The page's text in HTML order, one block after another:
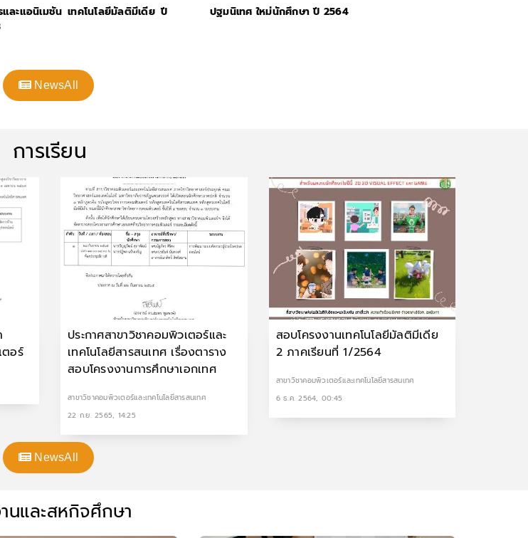
และแอนิเมชัน เทคโนโลยีมัลติมีเดีย ปี
ปฐมนิเทศ ใหม่นักศึกษา ปี 2564
NewsAll
การเรียน
ตอร์
ประกาศสาขาวิชาคอมพิวเตอร์และ
เทคโนโลยีสารสนเทศ เรื่องตาราง
สอบโครงงานการศึกษาเอกเทศ
สาขาวิชาคอมพิวเตอร์และเทคโนโลยีสารสนเทศ
22 ก.ย. 2565, 14:25
สอบโครงงานเทคโนโลยีมัลติมีเดีย
2 ภาคเรียนที่ 1/2564
สาขาวิชาคอมพิวเตอร์และเทคโนโลยีสารสนเทศ
6 ธ.ค. 2564, 00:45
NewsAll
นและสหกิจศึกษา